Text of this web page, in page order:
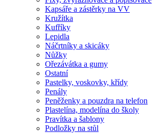
Kapsáře a zástěrky na VV
Kružítka
Kufříky
Lepidla
Náčrtníky a skicáky
Nůžky
Ořezávátka a gumy
Ostatní
Pastelky, voskovky, křídy
Penály
Peněženky a pouzdra na telefon
Plastelína, modelína do školy
Pravítka a šablony
Podložky na stůl